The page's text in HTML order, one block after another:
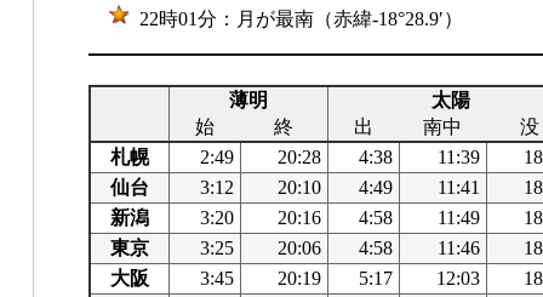
22時01分：月が最南（赤緯-18°28.9′）
薄明
太陽
始
終 出 南中
没
札幌
2:49 20:28 4:38 11:39
仙台
3:12 20:10 4:49 11:41
新潟
3:20 20:16 4:58 11:49
東京
3:25 20:06 4:58 11:46
大阪
3:45 20:19 5:17 12:03